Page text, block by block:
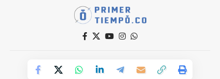
Powered by Primer Tiempo Deportes SAS